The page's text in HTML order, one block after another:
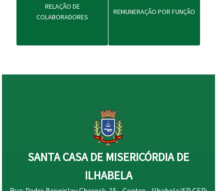
RELAÇÃO DE
COLABORADORES
REMUNERAÇÃO POR FUNÇÃO
SANTA CASA DE MISERICÓRDIA DE
ILHABELA